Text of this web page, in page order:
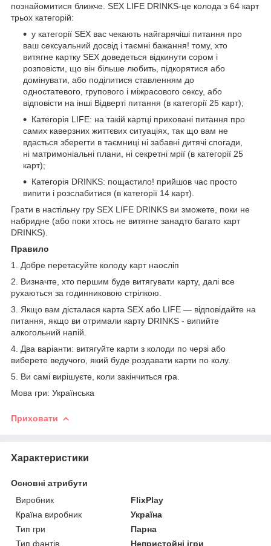
познайомитися ближче. SEX LIFE DRINKS-це колода з 64 карт
трьох категорій:
у категорії SEX вас чекають найгарячіші питання про
ваш сексуальний досвід і таємні бажання! тому, хто
витягне картку SEX доведеться відкинути сором і
розповісти, що він більше любить, підкорятися або
домінувати, або поділитися ставленням до
одностатевого, групового і міжрасового сексу, або
відповісти на інші Відверті питання (в категорії 25 карт);
Категорія LIFE: на такій картці приховані питання про
самих каверзних життєвих ситуаціях, так що вам не
вдасться зберегти в таємниці ні забавні дитячі спогади,
ні матримоніальні плани, ні секретні мрії (в категорії 25
карт);
Категорія DRINKS: пощастило! прийшов час просто
випити і розслабитися (в категорії 14 карт).
Грати в настільну гру SEX LIFE DRINKS ви зможете, поки не
набридне (або поки хтось не витягне занадто багато карт
DRINKS).
Правило
1. Добре перетасуйте колоду карт наосліп
2. Визначте, хто першим буде витягувати карту, далі все
рухаються за годинниковою стрілкою.
3. Якщо вам дісталася карта SEX або LIFE — відповідайте на
питання, якщо ви отримали карту DRINKS - випийте
алкогольний напій.
4. Два варіанти: витягуйте карти з колоди по черзі або
виберете ведучого, який буде роздавати карти по колу.
5. Ви самі вирішуєте, коли закінчиться гра.
Мова гри: Українська
Приховати
Характеристики
Основні атрибути
Виробник
FlixPlay
Країна виробник
Україна
Тип гри
Парна
Тип фантів
Непристойні ігри